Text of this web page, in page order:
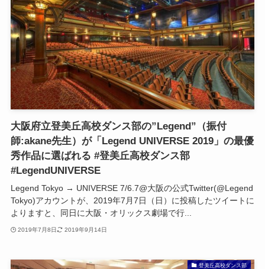
大阪府立登美丘高校ダンス部の”Legend”（振付
師:akane先生）が「Legend UNIVERSE 2019」の最優
秀作品に選ばれる #登美丘高校ダンス部
#LegendUNIVERSE
Legend Tokyo → UNIVERSE 7/6.7@大阪の公式Twitter(@Legend
Tokyo)アカウントが、2019年7月7日（日）に投稿したツイートに
よりますと、同日に大阪・オリックス劇場で行...
2019年7月8日 2019年9月14日
登美丘高校ダンス部